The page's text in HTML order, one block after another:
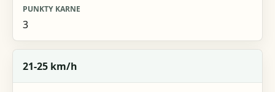
3
21-25 km/h